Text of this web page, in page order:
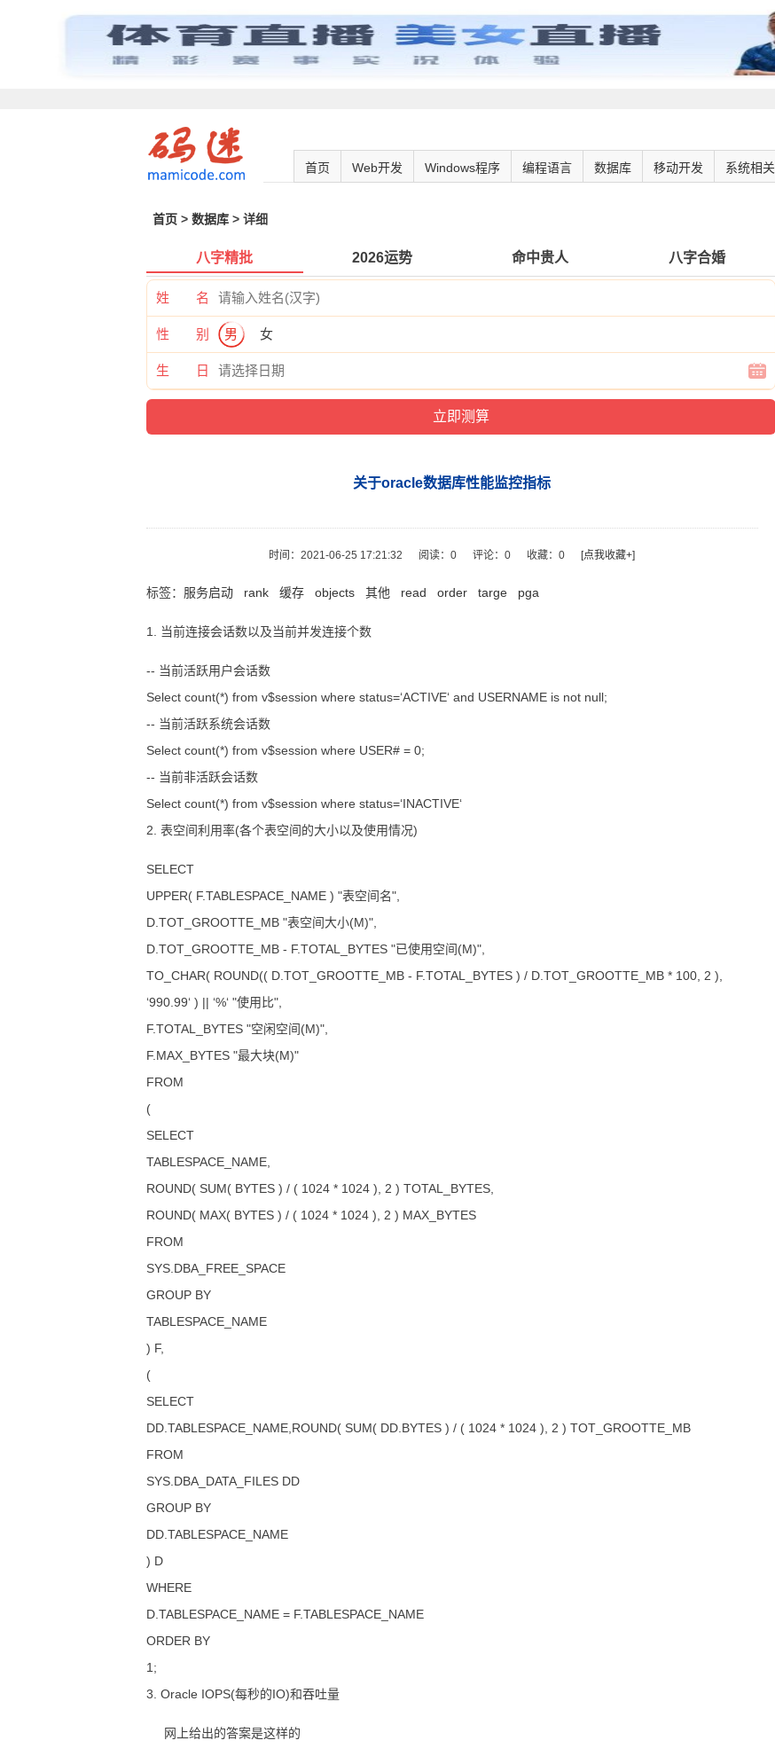
首页 Web开发 Windows程序 编程语言 数据库 移动开发 系统相关
首页 > 数据库 > 详细
八字精批 2026运势 命中贵人 八字合婚
姓 名
性 别 男 女
生 日
关于oracle数据库性能监控指标
时间：2021-06-25 17:21:32 阅读：0 评论：0 收藏：0 [点我收藏+]
标签： 服务启动 rank 缓存 objects 其他 read order targe pga
1. 当前连接会话数以及当前并发连接个数
-- 当前活跃用户会话数
Select count(*) from v$session where status=‘ACTIVE‘ and USERNAME is not null;
-- 当前活跃系统会话数
Select count(*) from v$session where USER# = 0;
-- 当前非活跃会话数
Select count(*) from v$session where status=‘INACTIVE‘
2. 表空间利用率(各个表空间的大小以及使用情况)
SELECT
UPPER( F.TABLESPACE_NAME ) "表空间名",
D.TOT_GROOTTE_MB "表空间大小(M)",
D.TOT_GROOTTE_MB - F.TOTAL_BYTES "已使用空间(M)",
TO_CHAR( ROUND(( D.TOT_GROOTTE_MB - F.TOTAL_BYTES ) / D.TOT_GROOTTE_MB * 100, 2 ),
‘990.99‘ ) || ‘%‘ "使用比",
F.TOTAL_BYTES "空闲空间(M)",
F.MAX_BYTES "最大块(M)"
FROM
(
SELECT
TABLESPACE_NAME,
ROUND( SUM( BYTES ) / ( 1024 * 1024 ), 2 ) TOTAL_BYTES,
ROUND( MAX( BYTES ) / ( 1024 * 1024 ), 2 ) MAX_BYTES
FROM
SYS.DBA_FREE_SPACE
GROUP BY
TABLESPACE_NAME
) F,
(
SELECT
DD.TABLESPACE_NAME,ROUND( SUM( DD.BYTES ) / ( 1024 * 1024 ), 2 ) TOT_GROOTTE_MB
FROM
SYS.DBA_DATA_FILES DD
GROUP BY
DD.TABLESPACE_NAME
) D
WHERE
D.TABLESPACE_NAME = F.TABLESPACE_NAME
ORDER BY
1;
3. Oracle IOPS(每秒的IO)和吞吐量
网上给出的答案是这样的